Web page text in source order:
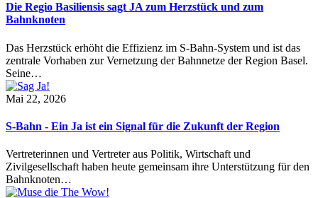
Die Regio Basiliensis sagt JA zum Herzstück und zum
Bahnknoten
Das Herzstück erhöht die Effizienz im S-Bahn-System und ist das
zentrale Vorhaben zur Vernetzung der Bahnnetze der Region Basel.
Seine…
Mai 22, 2026
S-Bahn - Ein Ja ist ein Signal für die Zukunft der Region
Vertreterinnen und Vertreter aus Politik, Wirtschaft und
Zivilgesellschaft haben heute gemeinsam ihre Unterstützung für den
Bahnknoten…